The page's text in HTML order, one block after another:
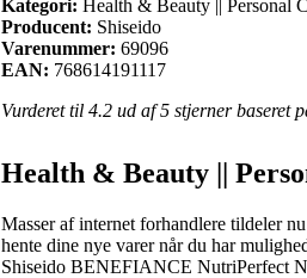
Kategori: Health & Beauty || Personal
Producent: Shiseido
Varenummer: 69096
EAN: 768614191117
Vurderet til 4.2 ud af 5 stjerner baseret
Health & Beauty ||
Masser af internet forhandlere tildeler
hente dine nye varer når du har
Shiseido BENEFIANCE NutriPerfect